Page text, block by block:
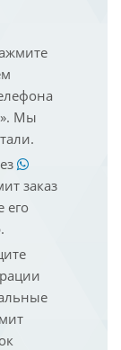
Мы
заказ
его